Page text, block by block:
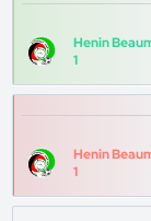
Henin
1
Henin
1